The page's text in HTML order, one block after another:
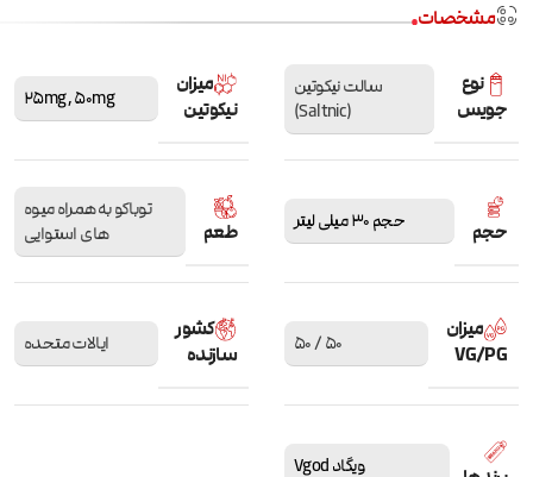
مشخصات
نوع
جویس
سالت نیکوتین
(Saltnic)
میزان
نیکوتین
25mg,50mg
حجم حجم 30 میلی لیتر طعم
توباکو به همراه میوه
های استوایی
میزان
VG/PG
50 / 50
کشور
سازنده
ایالات متحده
ویگاد Vgod